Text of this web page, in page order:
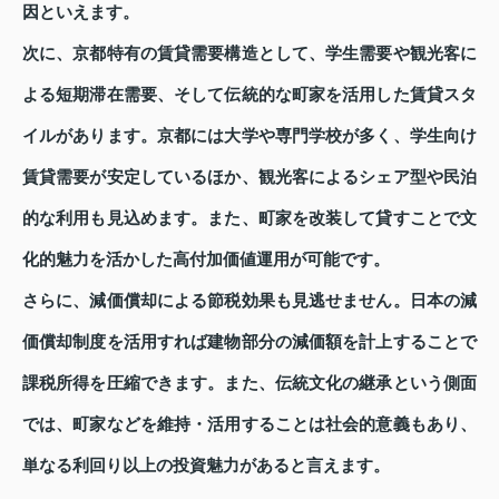
因といえます。
次に、京都特有の賃貸需要構造として、学生需要や観光客に
よる短期滞在需要、そして伝統的な町家を活用した賃貸スタ
イルがあります。京都には大学や専門学校が多く、学生向け
賃貸需要が安定しているほか、観光客によるシェア型や民泊
的な利用も見込めます。また、町家を改装して貸すことで文
化的魅力を活かした高付加価値運用が可能です。
さらに、減価償却による節税効果も見逃せません。日本の減
価償却制度を活用すれば建物部分の減価額を計上することで
課税所得を圧縮できます。また、伝統文化の継承という側面
では、町家などを維持・活用することは社会的意義もあり、
単なる利回り以上の投資魅力があると言えます。